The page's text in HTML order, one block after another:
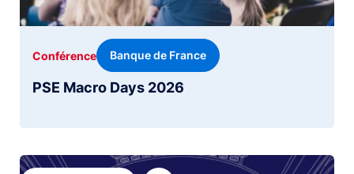
PSE Macro Days 2026
Conférence Banque de France
Image